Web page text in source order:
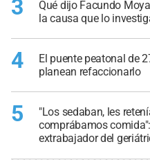
3
Qué dijo Facundo
la causa que lo
4
El puente peatonal de
planean refaccionarlo
5
"Los sedaban, les
comprábamos
extrabajador del